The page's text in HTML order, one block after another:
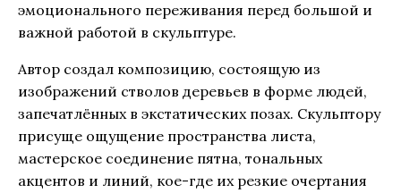
эмоционального переживания перед большой и
важной работой в скульптуре.
Автор создал композицию, состоящую из
изображений стволов деревьев в форме людей,
запечатлённых в экстатических позах. Скульптору
присуще ощущение пространства листа,
мастерское соединение пятна, тональных
акцентов и линий, кое-где их резкие очертания